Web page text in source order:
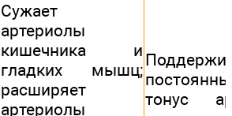
Сужает
артериолы
кишечника и
гладких мышц;
расширяет
артериолы
тонус